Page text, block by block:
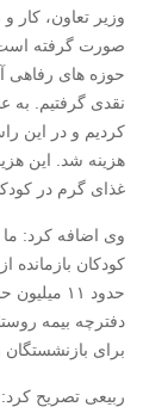
وزیر تعاون، کار
صورت گرفته است،
حوزه های رفاهی
نقدی گرفتیم. به
هزینه شد. این
غذای گرم در
وی اضافه کرد:
کودکان بازمانده
حدود ۱۱
برای بازنشستگان
ربیعی تصریح